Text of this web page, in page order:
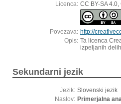
Licenca: CC BY-SA
Povezava: http://
Opis: Ta licenca
izpeljanih
Sekundarni jezik
Jezik: Slovenski jezik
Naslov: Primerjalna